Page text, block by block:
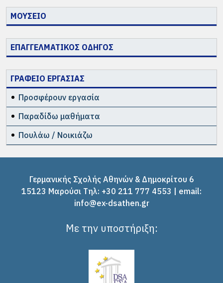
ΜΟΥΣΕΙΟ
ΕΠΑΓΓΕΛΜΑΤΙΚΟΣ ΟΔΗΓΟΣ
ΓΡΑΦΕΙΟ ΕΡΓΑΣΙΑΣ
Προσφέρουν εργασία
Παραδίδω μαθήματα
Πουλάω / Νοικιάζω
Γερμανικής Σχολής Αθηνών & Δημοκρίτου 6
15123 Μαρούσι Tηλ: +30 211 777 4553 | email:
info@ex-dsathen.gr
Με την υποστήριξη: